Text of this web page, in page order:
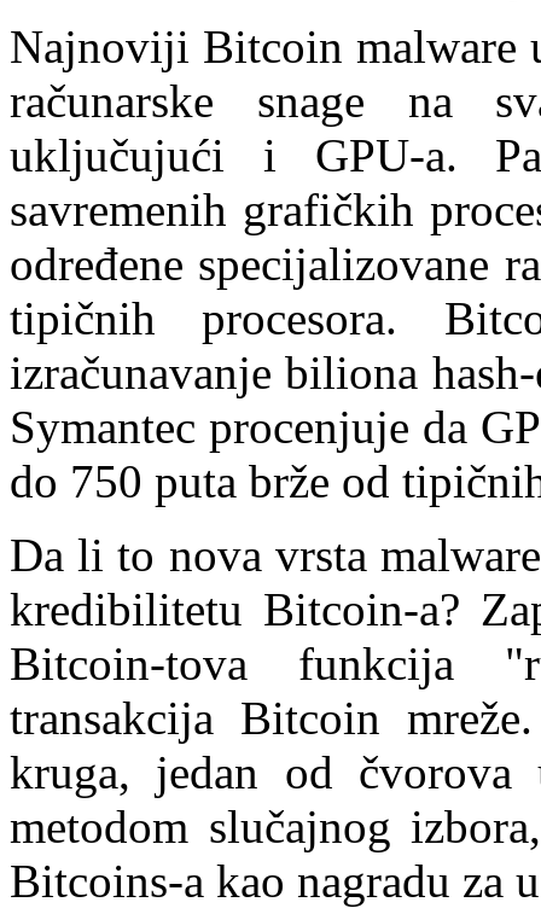
Najnoviji Bitcoin malware
računarske snage na
uključujući i GPU-a.
savremenih grafičkih
određene specijalizovane
tipičnih procesora.
izračunavanje biliona
Symantec procenjuje da
do 750 puta brže od
Da li to nova vrsta
kredibilitetu Bitcoin-a?
Bitcoin-tova funkcija
transakcija Bitcoin
kruga, jedan od čvorova
metodom slučajnog
Bitcoins-a kao nagradu za